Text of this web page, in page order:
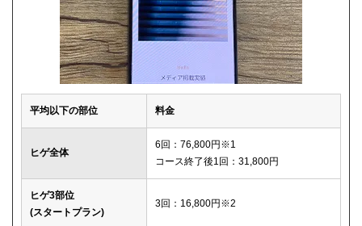
平均以下の部位 料金
ヒゲ全体
6回：76,800円※1
コース終了後1回：31,800円
ヒゲ3部位
(スタートプラン)
3回：16,800円※2